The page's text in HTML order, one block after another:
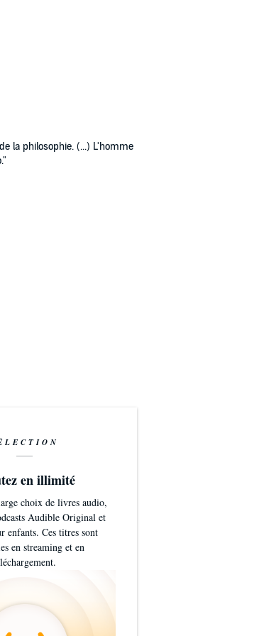
la philosophie. (...) L'homme
en illimité
choix de livres audio,
Audible Original et
enfants. Ces titres sont
en streaming et en